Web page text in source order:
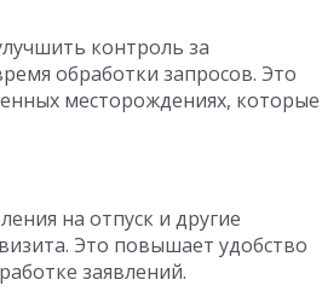
контроль за
обработки запросов. Это
месторождениях, которые
на отпуск и другие
Это повышает удобство
заявлений.